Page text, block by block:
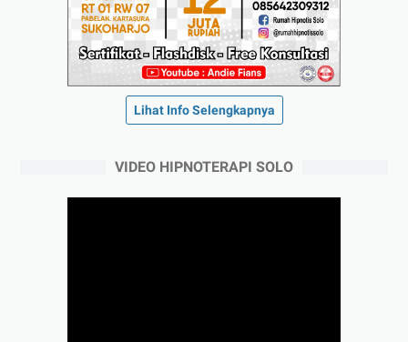
Lihat Info Selengkapnya
VIDEO HIPNOTERAPI SOLO